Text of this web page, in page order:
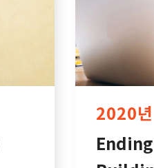
2020